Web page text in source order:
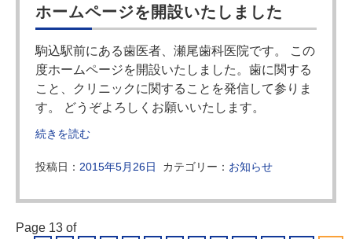
ホームページを開設いたしました
駒込駅前にある歯医者、瀬尾歯科医院です。 この
度ホームページを開設いたしました。歯に関する
こと、クリニックに関することを発信して参りま
す。 どうぞよろしくお願いいたします。
続きを読む
投稿日： 2015年5月26日 カテゴリー： お知らせ
Page 13 of